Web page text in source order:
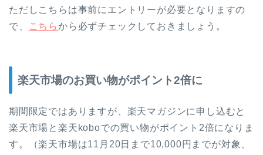
ただしこちらは事前にエントリーが必要となりますの
で、
こちらから必ずチェックしておきましょう。
楽天市場のお買い物がポイント2倍に
期間限定ではありますが、楽天マガジンに申し込むと
楽天市場と楽天koboでの買い物がポイント2倍になりま
す。（楽天市場は11月20日まで10,000円までが対象、